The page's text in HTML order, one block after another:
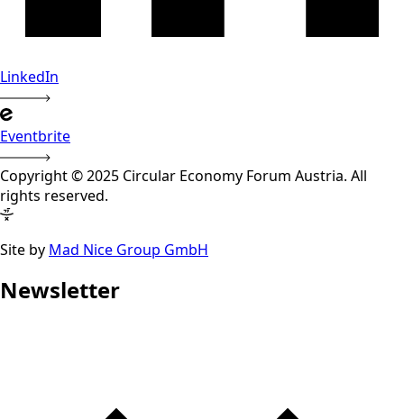
LinkedIn
Eventbrite
Copyright © 2025 Circular Economy Forum Austria. All
rights reserved.
Site by Mad Nice Group GmbH
Newsletter